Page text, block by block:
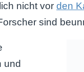
nicht vor den
sind
und